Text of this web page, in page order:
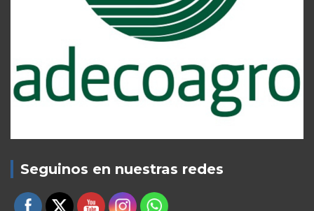
Seguinos en nuestras redes